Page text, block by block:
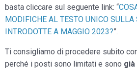
basta cliccare sul seguente link: “
MODIFICHE AL TESTO UNICO SULLA
INTRODOTTE A MAGGIO 2023?”.
Ti consigliamo di procedere subito
perché i posti sono limitati e sono già